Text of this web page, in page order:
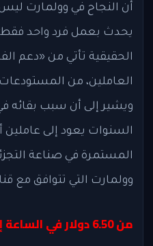
أن النجاح في وولمارت
يحدث بعمل فرد واحد
الحقيقية تأتي من «دعم
العاملين، من المستودعات
ويشير إلى أن سبب بقائه
السنوات يعود إلى
المستمرة في صناعة
وولمارت التي تتوافق مع
من 6.50 دولار في الساعة إلى 27 مليونًا سنويًا